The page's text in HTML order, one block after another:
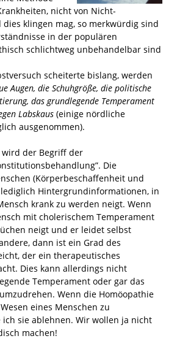
nicht von Nicht-
dies klingen mag, so merkwürdig sind
in der populären
schlichtweg unbehandelbar sind
scheiterte bislang, werden
Augen, die Schuhgröße, die politische
das grundlegende Temperament
Labskaus (einige nördliche
ausgenommen).
der Begriff der
Die
(Körperbeschaffenheit und
Hintergrundinformationen, in
krank zu werden neigt. Wenn
mit cholerischem Temperament
neigt und er leidet selbst
dann ist ein Grad des
der ein therapeutisches
Dies kann allerdings nicht
Temperament oder gar das
Wenn die Homöopathie
eines Menschen zu
sie ablehnen. Wir wollen ja nicht
machen!